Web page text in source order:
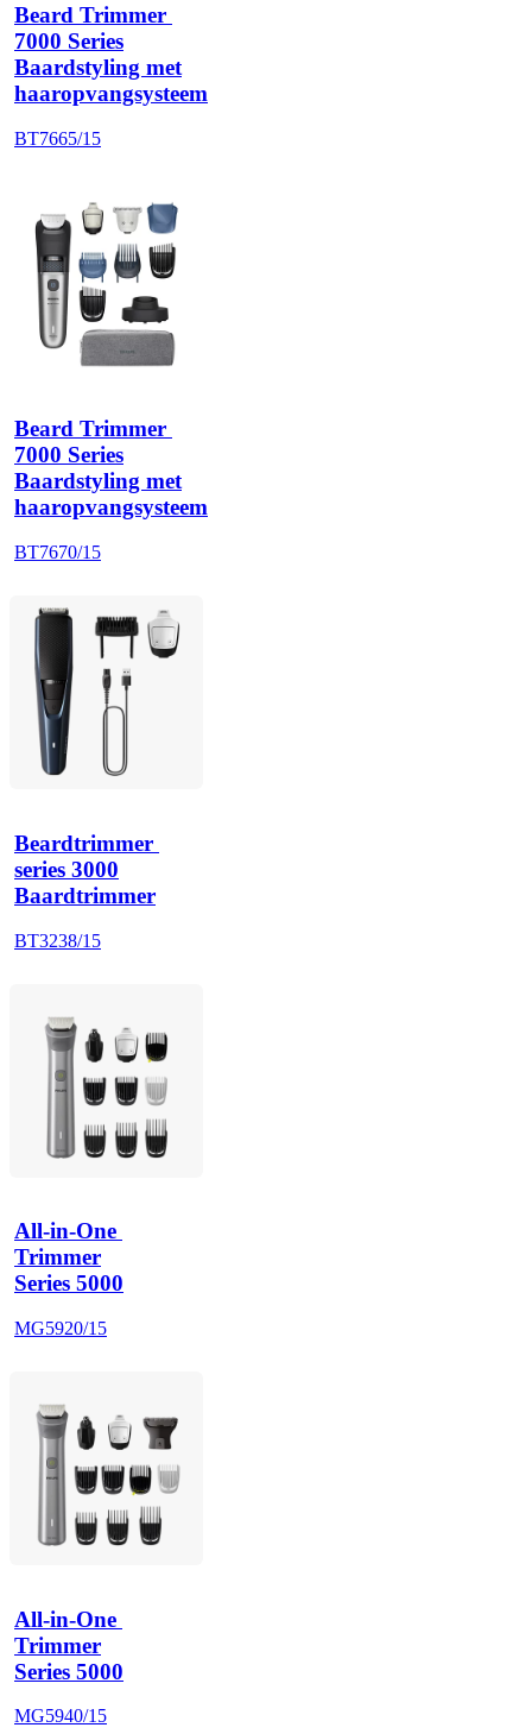
Beard Trimmer
7000 Series
Baardstyling met
haaropvangsysteem
BT7665/15
Beard Trimmer
7000 Series
Baardstyling met
haaropvangsysteem
BT7670/15
Beardtrimmer
series 3000
Baardtrimmer
BT3238/15
All-in-One
Trimmer
Series 5000
MG5920/15
All-in-One
Trimmer
Series 5000
MG5940/15